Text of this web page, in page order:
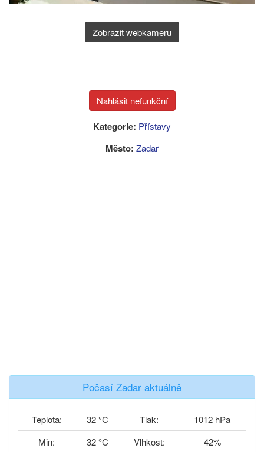
Zobrazit webkameru
Kategorie: Přístavy
Město: Zadar
Počasí Zadar aktuálně
Teplota: 32 °C Tlak:
1012 hPa
Min:
32 °C Vlhkost:
42%